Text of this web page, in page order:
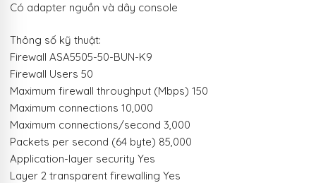
Có adapter nguồn và dây console
Thông số kỹ thuật:
Firewall ASA5505-50-BUN-K9
Firewall Users 50
Maximum firewall throughput (Mbps) 150
Maximum connections 10,000
Maximum connections/second 3,000
Packets per second (64 byte) 85,000
Application-layer security Yes
Layer 2 transparent firewalling Yes